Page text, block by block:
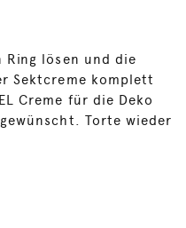
Ring lösen und die
Sektcreme komplett
Creme für die Deko
Torte wieder